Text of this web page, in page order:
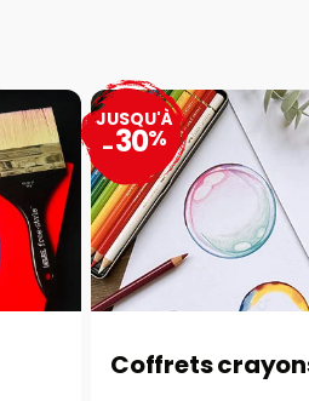
Coffrets
JUSQU'À
-30%